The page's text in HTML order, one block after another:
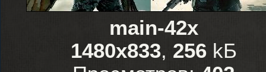
main-42x
1480x833, 256kБ